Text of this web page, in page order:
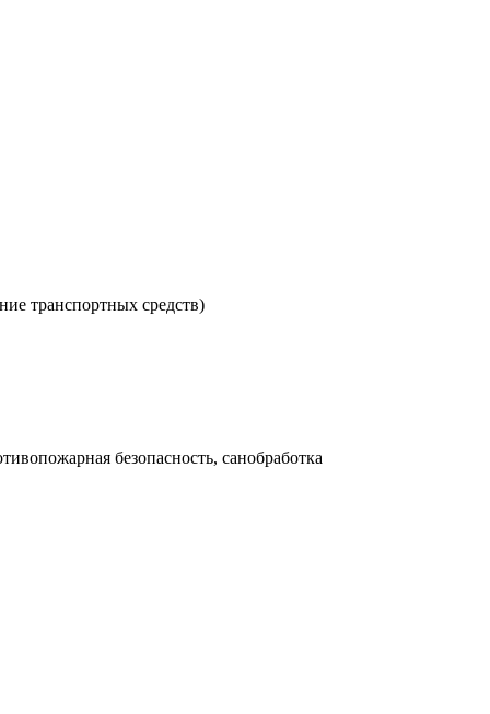
транспортных средств)
безопасность, санобработка